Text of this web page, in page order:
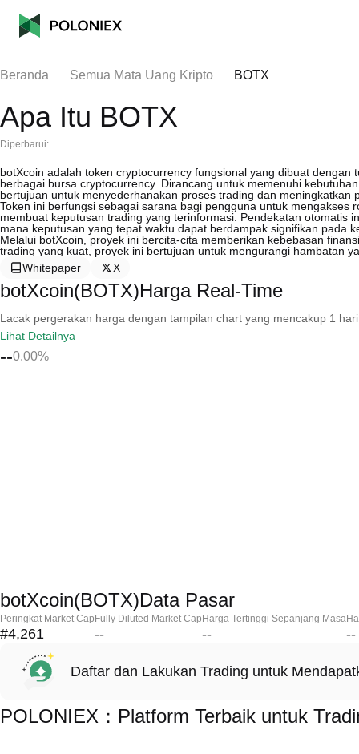
Beranda Semua Mata Uang Kripto BOTX
Apa Itu BOTX
Diperbarui:
botXcoin adalah token cryptocurrency fungsional yang dibuat
berbagai bursa cryptocurrency. Dirancang untuk memenuhi
bertujuan untuk menyederhanakan proses trading dan meningkatkan
Token ini berfungsi sebagai sarana bagi pengguna untuk
membuat keputusan trading yang terinformasi. Pendekatan otomatis
mana keputusan yang tepat waktu dapat berdampak signifikan pada
Melalui botXcoin, proyek ini bercita-cita memberikan kebebasan
trading yang kuat, proyek ini bertujuan untuk mengurangi hambatan
Whitepaper
X
botXcoin(BOTX)Harga Real-Time
Lacak pergerakan harga dengan tampilan chart yang mencakup 1
Lihat Detailnya
--0.00%
botXcoin(BOTX)Data Pasar
Peringkat Market Cap
#4,261
Fully Diluted Market Cap
--
Harga Tertinggi Sepanjang Masa
-- --
Daftar dan Lakukan Trading untuk
POLONIEX：Platform Terbaik untuk